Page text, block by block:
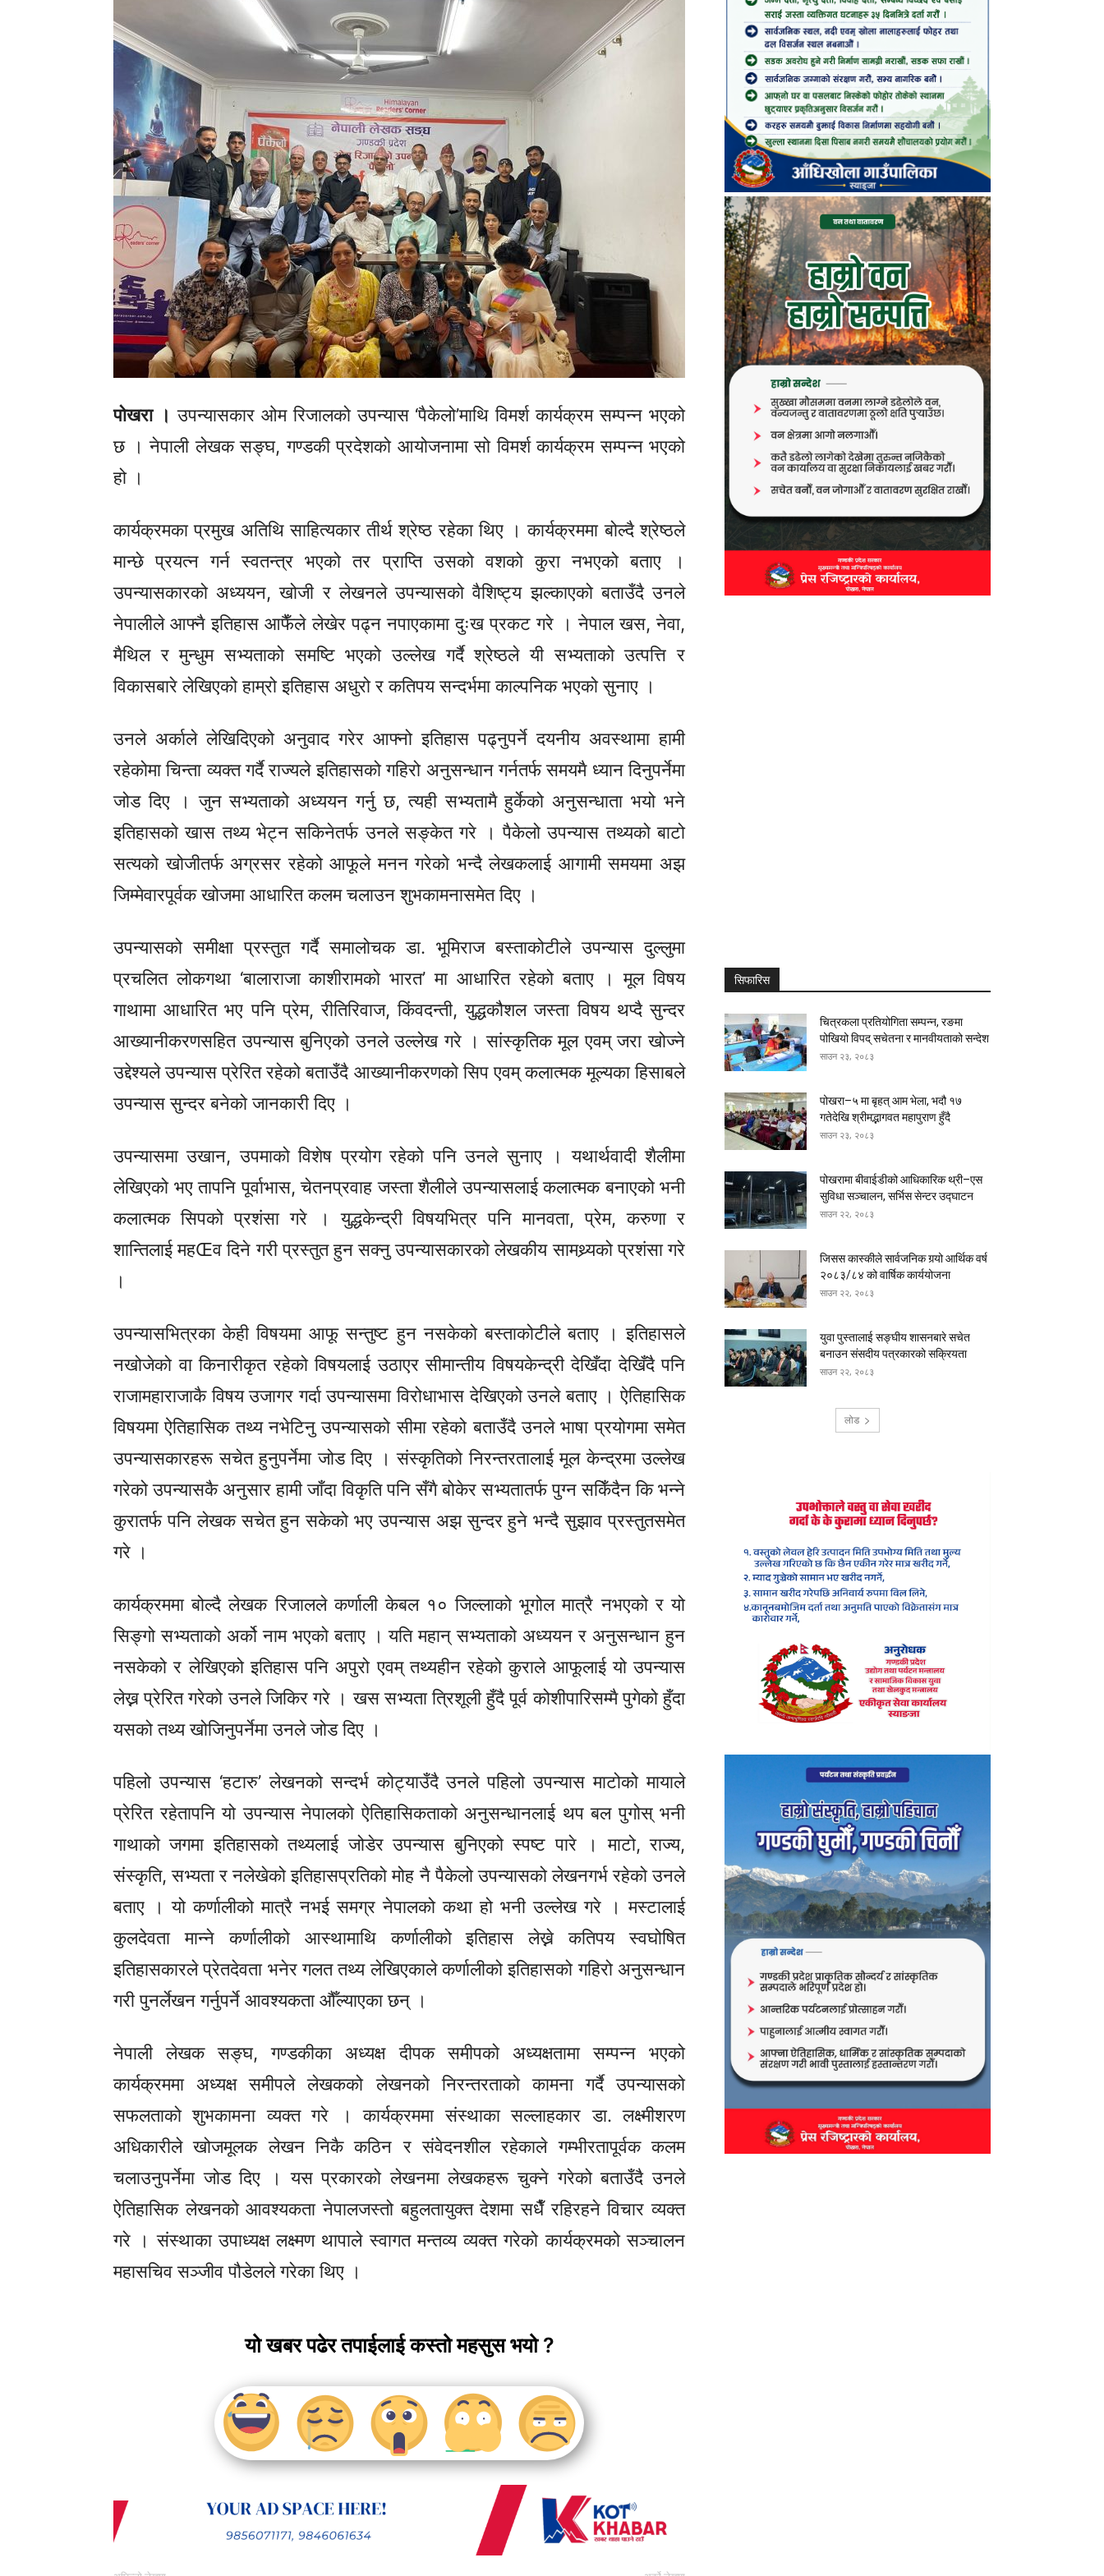
पोखरा । उपन्यासकार ओम रिजालको उपन्यास ‘पैकेलो’माथि विमर्श कार्यक्रम सम्पन्न भएको
छ । नेपाली लेखक सङ्घ, गण्डकी प्रदेशको आयोजनामा सो विमर्श कार्यक्रम सम्पन्न भएको
हो ।
कार्यक्रमका प्रमुख अतिथि साहित्यकार तीर्थ श्रेष्ठ रहेका थिए । कार्यक्रममा बोल्दै श्रेष्ठले
मान्छे प्रयत्न गर्न स्वतन्त्र भएको तर प्राप्ति उसको वशको कुरा नभएको बताए ।
उपन्यासकारको अध्ययन, खोजी र लेखनले उपन्यासको वैशिष्ट्य झल्काएको बताउँदै उनले
नेपालीले आफ्नै इतिहास आफैँले लेखेर पढ्न नपाएकामा दुःख प्रकट गरे । नेपाल खस, नेवा,
मैथिल र मुन्धुम सभ्यताको समष्टि भएको उल्लेख गर्दै श्रेष्ठले यी सभ्यताको उत्पत्ति र
विकासबारे लेखिएको हाम्रो इतिहास अधुरो र कतिपय सन्दर्भमा काल्पनिक भएको सुनाए ।
उनले अर्काले लेखिदिएको अनुवाद गरेर आफ्नो इतिहास पढ्नुपर्ने दयनीय अवस्थामा हामी
रहेकोमा चिन्ता व्यक्त गर्दै राज्यले इतिहासको गहिरो अनुसन्धान गर्नतर्फ समयमै ध्यान दिनुपर्नेमा
जोड दिए । जुन सभ्यताको अध्ययन गर्नु छ, त्यही सभ्यतामै हुर्केको अनुसन्धाता भयो भने
इतिहासको खास तथ्य भेट्न सकिनेतर्फ उनले सङ्केत गरे । पैकेलो उपन्यास तथ्यको बाटो
सत्यको खोजीतर्फ अग्रसर रहेको आफूले मनन गरेको भन्दै लेखकलाई आगामी समयमा अझ
जिम्मेवारपूर्वक खोजमा आधारित कलम चलाउन शुभकामनासमेत दिए ।
उपन्यासको समीक्षा प्रस्तुत गर्दै समालोचक डा. भूमिराज बस्ताकोटीले उपन्यास दुल्लुमा
प्रचलित लोकगथा ‘बालाराजा काशीरामको भारत’ मा आधारित रहेको बताए । मूल विषय
गाथामा आधारित भए पनि प्रेम, रीतिरिवाज, किंवदन्ती, युद्धकौशल जस्ता विषय थप्दै सुन्दर
आख्यानीकरणसहित उपन्यास बुनिएको उनले उल्लेख गरे । सांस्कृतिक मूल एवम् जरा खोज्ने
उद्देश्यले उपन्यास प्रेरित रहेको बताउँदै आख्यानीकरणको सिप एवम् कलात्मक मूल्यका हिसाबले
उपन्यास सुन्दर बनेको जानकारी दिए ।
उपन्यासमा उखान, उपमाको विशेष प्रयोग रहेको पनि उनले सुनाए । यथार्थवादी शैलीमा
लेखिएको भए तापनि पूर्वाभास, चेतनप्रवाह जस्ता शैलीले उपन्यासलाई कलात्मक बनाएको भनी
कलात्मक सिपको प्रशंसा गरे । युद्धकेन्द्री विषयभित्र पनि मानवता, प्रेम, करुणा र
शान्तिलाई महŒव दिने गरी प्रस्तुत हुन सक्नु उपन्यासकारको लेखकीय सामथ्र्यको प्रशंसा गरे
।
उपन्यासभित्रका केही विषयमा आफू सन्तुष्ट हुन नसकेको बस्ताकोटीले बताए । इतिहासले
नखोजेको वा किनारीकृत रहेको विषयलाई उठाएर सीमान्तीय विषयकेन्द्री देखिँदा देखिँदै पनि
राजामहाराजाकै विषय उजागर गर्दा उपन्यासमा विरोधाभास देखिएको उनले बताए । ऐतिहासिक
विषयमा ऐतिहासिक तथ्य नभेटिनु उपन्यासको सीमा रहेको बताउँदै उनले भाषा प्रयोगमा समेत
उपन्यासकारहरू सचेत हुनुपर्नेमा जोड दिए । संस्कृतिको निरन्तरतालाई मूल केन्द्रमा उल्लेख
गरेको उपन्यासकै अनुसार हामी जाँदा विकृति पनि सँगै बोकेर सभ्यतातर्फ पुग्न सकिँदैन कि भन्ने
कुरातर्फ पनि लेखक सचेत हुन सकेको भए उपन्यास अझ सुन्दर हुने भन्दै सुझाव प्रस्तुतसमेत
गरे ।
कार्यक्रममा बोल्दै लेखक रिजालले कर्णाली केबल १० जिल्लाको भूगोल मात्रै नभएको र यो
सिङ्गो सभ्यताको अर्को नाम भएको बताए । यति महान् सभ्यताको अध्ययन र अनुसन्धान हुन
नसकेको र लेखिएको इतिहास पनि अपुरो एवम् तथ्यहीन रहेको कुराले आफूलाई यो उपन्यास
लेख्न प्रेरित गरेको उनले जिकिर गरे । खस सभ्यता त्रिशूली हुँदै पूर्व कोशीपारिसम्मै पुगेको हुँदा
यसको तथ्य खोजिनुपर्नेमा उनले जोड दिए ।
पहिलो उपन्यास ‘हटारु’ लेखनको सन्दर्भ कोट्याउँदै उनले पहिलो उपन्यास माटोको मायाले
प्रेरित रहेतापनि यो उपन्यास नेपालको ऐतिहासिकताको अनुसन्धानलाई थप बल पुगोस् भनी
गाथाको जगमा इतिहासको तथ्यलाई जोडेर उपन्यास बुनिएको स्पष्ट पारे । माटो, राज्य,
संस्कृति, सभ्यता र नलेखेको इतिहासप्रतिको मोह नै पैकेलो उपन्यासको लेखनगर्भ रहेको उनले
बताए । यो कर्णालीको मात्रै नभई समग्र नेपालको कथा हो भनी उल्लेख गरे । मस्टालाई
कुलदेवता मान्ने कर्णालीको आस्थामाथि कर्णालीको इतिहास लेख्ने कतिपय स्वघोषित
इतिहासकारले प्रेतदेवता भनेर गलत तथ्य लेखिएकाले कर्णालीको इतिहासको गहिरो अनुसन्धान
गरी पुनर्लेखन गर्नुपर्ने आवश्यकता औँल्याएका छन् ।
नेपाली लेखक सङ्घ, गण्डकीका अध्यक्ष दीपक समीपको अध्यक्षतामा सम्पन्न भएको
कार्यक्रममा अध्यक्ष समीपले लेखकको लेखनको निरन्तरताको कामना गर्दै उपन्यासको
सफलताको शुभकामना व्यक्त गरे । कार्यक्रममा संस्थाका सल्लाहकार डा. लक्ष्मीशरण
अधिकारीले खोजमूलक लेखन निकै कठिन र संवेदनशील रहेकाले गम्भीरतापूर्वक कलम
चलाउनुपर्नेमा जोड दिए । यस प्रकारको लेखनमा लेखकहरू चुक्ने गरेको बताउँदै उनले
ऐतिहासिक लेखनको आवश्यकता नेपालजस्तो बहुलतायुक्त देशमा सधैँ रहिरहने विचार व्यक्त
गरे । संस्थाका उपाध्यक्ष लक्ष्मण थापाले स्वागत मन्तव्य व्यक्त गरेको कार्यक्रमको सञ्चालन
महासचिव सञ्जीव पौडेलले गरेका थिए ।
यो खबर पढेर तपाईलाई कस्तो महसुस भयो ?
सिफारिस
चित्रकला प्रतियोगिता सम्पन्न, रङमा
पोखियो विपद् सचेतना र मानवीयताको सन्देश
साउन २३, २०८३
पोखरा–५ मा बृहत् आम भेला, भदौ १७
गतेदेखि श्रीमद्भागवत महापुराण हुँदै
साउन २३, २०८३
पोखरामा बीवाईडीको आधिकारिक थ्री–एस
सुविधा सञ्चालन, सर्भिस सेन्टर उद्घाटन
साउन २२, २०८३
जिसस कास्कीले सार्वजनिक गर्‍यो आर्थिक वर्ष
२०८३/८४ को वार्षिक कार्ययोजना
साउन २२, २०८३
युवा पुस्तालाई सङ्घीय शासनबारे सचेत
बनाउन संसदीय पत्रकारको सक्रियता
साउन २२, २०८३
लोड